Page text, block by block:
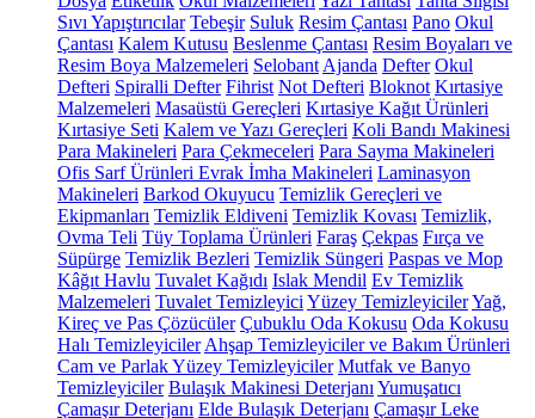
Sıvı Yapıştırıcılar Tebeşir Suluk Resim Çantası Pano Okul
Çantası Kalem Kutusu Beslenme Çantası Resim Boyaları ve
Resim Boya Malzemeleri Selobant Ajanda Defter Okul
Defteri Spiralli Defter Fihrist Not Defteri Bloknot Kırtasiye
Malzemeleri Masaüstü Gereçleri Kırtasiye Kağıt Ürünleri
Kırtasiye Seti Kalem ve Yazı Gereçleri Koli Bandı Makinesi
Para Makineleri Para Çekmeceleri Para Sayma Makineleri
Ofis Sarf Ürünleri Evrak İmha Makineleri Laminasyon
Makineleri Barkod Okuyucu Temizlik Gereçleri ve
Ekipmanları Temizlik Eldiveni Temizlik Kovası Temizlik,
Ovma Teli Tüy Toplama Ürünleri Faraş Çekpas Fırça ve
Süpürge Temizlik Bezleri Temizlik Süngeri Paspas ve Mop
Kâğıt Havlu Tuvalet Kağıdı Islak Mendil Ev Temizlik
Malzemeleri Tuvalet Temizleyici Yüzey TemizleyicilerYağ,
Kireç ve Pas Çözücüler Çubuklu Oda Kokusu Oda Kokusu
Halı Temizleyiciler Ahşap Temizleyiciler ve Bakım Ürünleri
Cam ve Parlak Yüzey Temizleyiciler Mutfak ve Banyo
Temizleyiciler Bulaşık Makinesi Deterjanı Yumuşatıcı
Çamaşır Deterjanı Elde Bulaşık Deterjanı Çamaşır Leke